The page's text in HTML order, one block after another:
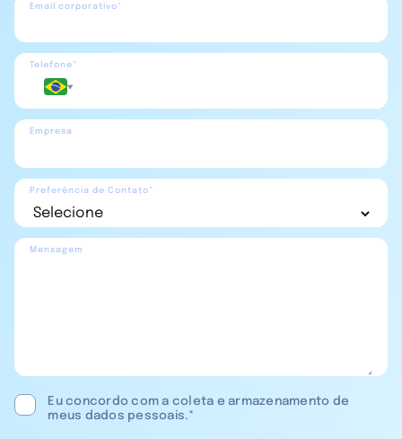
Email corporativo*
Telefone*
Empresa
Preferência de Contato*
Mensagem
Eu concordo com a coleta e armazenamento de
meus dados pessoais.*